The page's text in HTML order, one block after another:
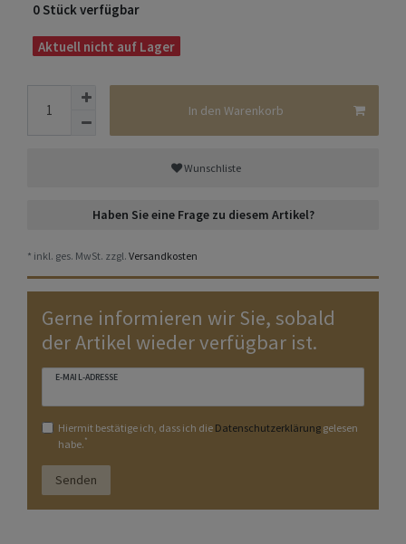
0 Stück verfügbar
Aktuell nicht auf Lager
In den Warenkorb
Wunschliste
Haben Sie eine Frage zu diesem Artikel?
* inkl. ges. MwSt. zzgl. Versandkosten
Gerne informieren wir Sie, sobald
der Artikel wieder verfügbar ist.
E-MAIL-ADRESSE
Hiermit bestätige ich, dass ich die Daten­schutz­erklärunggelesen
habe.*
Senden